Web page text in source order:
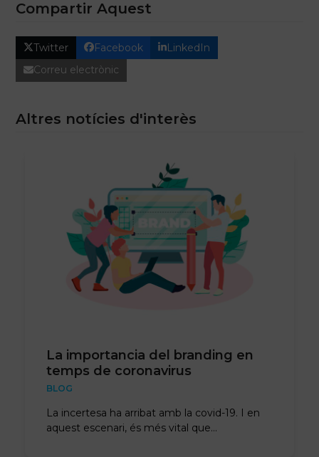
Compartir Aquest
Twitter Facebook
LinkedIn
Correu electrònic
Altres notícies d'interès
La importancia del branding en
temps de coronavirus
BLOG
La incertesa ha arribat amb la covid-19. I en
aquest escenari, és més vital que…